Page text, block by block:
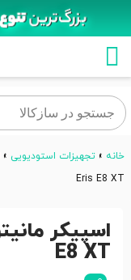
خانه » تجهیزات استودیویی »
Eris E8 XT
E8 XT